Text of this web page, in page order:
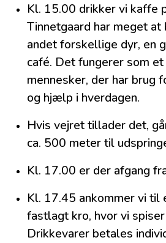
Kl. 15.00 drikker vi kaffe
Tinnetgaard har meget at
andet forskellige dyr, en
café. Det fungerer som
mennesker, der har brug
og hjælp i hverdagen.
Hvis vejret tillader det,
ca. 500 meter til
Kl. 17.00 er der afgang
Kl. 17.45 ankommer vi til
fastlagt kro, hvor vi
Drikkevarer betales